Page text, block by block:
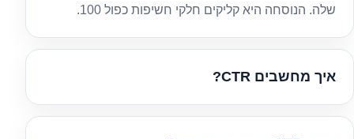
שלה. הנוסחה היא קליקים חלקי חשיפות כפול 100.
איך מחשבים CTR?